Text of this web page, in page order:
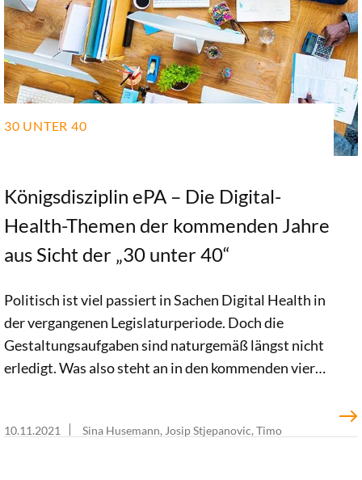
30 UNTER 40
Königsdisziplin ePA – Die Digital-
Health-Themen der kommenden Jahre
aus Sicht der „30 unter 40“
Politisch ist viel passiert in Sachen Digital Health in
der vergangenen Legislaturperiode. Doch die
Gestaltungsaufgaben sind naturgemäß längst nicht
erledigt. Was also steht an in den kommenden vier
was angegangen werden? Wir haben das Netzwerk
10.11.2021
Sina Husemann, Josip Stjepanovic, Timo